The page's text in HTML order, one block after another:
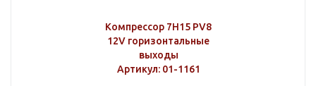
Компрессор 7H15 PV8
12V горизонтальные
выходы
Артикул: 01-1161